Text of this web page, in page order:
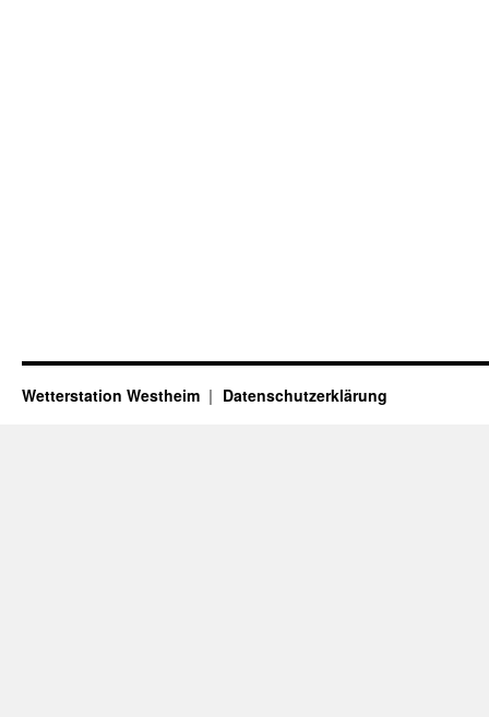
Wetterstation Westheim Datenschutzerklärung